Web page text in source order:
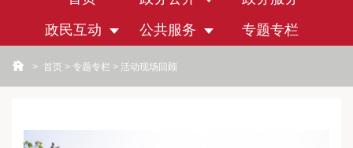
政民互动
公共服务 专题专栏
> 首页 > 专题专栏 > 活动现场回顾